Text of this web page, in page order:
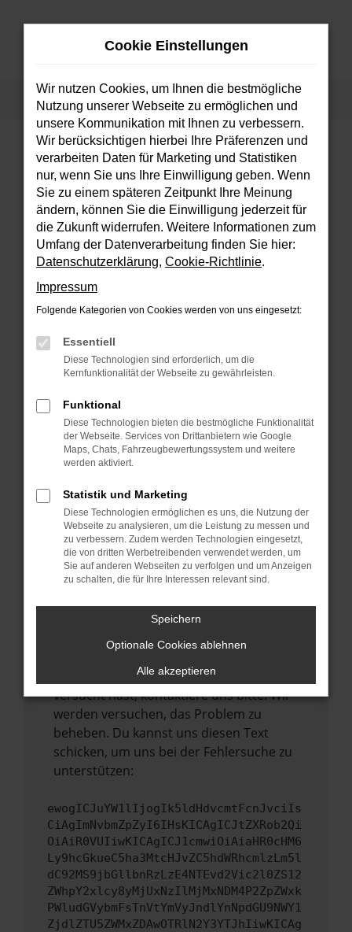
Zum
Startseite Fahrzeugsuche
FEHLER: NETWORK ERROR
Beim Laden ist ein Fehler aufgetreten.
Hier sind ein paar Tipps, die dir helfen können:
Überprüfe deine Firewall und deine
Internetverbindung.
Laden andere Webseiten, zum Beispiel
deine Suchmaschine?
Prüfe deine Browsererweiterungen.
Manche Erweiterungen, wie Werbeblocker,
können das Laden bestimmter Seiten
anderen Browser oder in einem privaten
Fenster?
Starte dein Gerät neu.
vorübergehende Probleme zu beheben.
Stelle sicher, dass dein Browser und dein
Betriebssystem auf dem neuesten Stand
sind.
Veraltete Software birgt nicht nur ein
führen, dass bestimmte Funktionen nicht
Wende dich an den Webseitenbetreiber.
Wenn du alle oben genannten Schritte
versucht hast, kontaktiere uns bitte. Wir
werden versuchen, das Problem zu
beheben. Du kannst uns diesen Text
schicken, um uns bei der Fehlersuche zu
unterstützen:
ewogICJuYW1lIjogIk5ldHdvcmtFcnJvciIs
CiAgImNvbmZpZyI6IHsKICAgICJtZXRob2Qi
OiAiR0VUIiwKICAgICJ1cmwiOiAiaHR0cHM6
Ly9hcGkueC5ha3MtcHJvZC5hdWRhcmlzLm5l
dC92MS9jbGllbnRzLzE4NTEvd2Vic2l0ZS12
ZWhpY2xlcy8yMjUxNzIlMjMxNDM4P2ZpZWxk
PWludGVybmFsTnVtYmVyJndlYnNpdGU9NWY1
ZjdlZTU5ZWMxZDAwOTRlN2Y3YTJhIiwKICAg
Cookie Einstellungen
Wir nutzen Cookies, um Ihnen die bestmögliche
Nutzung unserer Webseite zu ermöglichen und
unsere Kommunikation mit Ihnen zu verbessern.
Wir berücksichtigen hierbei Ihre Präferenzen und
verarbeiten Daten für Marketing und Statistiken
nur, wenn Sie uns Ihre Einwilligung geben. Wenn
Sie zu einem späteren Zeitpunkt Ihre Meinung
ändern, können Sie die Einwilligung jederzeit für
die Zukunft widerrufen. Weitere Informationen zum
Umfang der Datenverarbeitung finden Sie hier:
Datenschutzerklärung, Cookie-Richtlinie.
Impressum
Folgende Kategorien von Cookies werden von uns eingesetzt:
Essentiell
Diese Technologien sind erforderlich, um die
Kernfunktionalität der Webseite zu gewährleisten.
Funktional
Diese Technologien bieten die bestmögliche Funktionalität
der Webseite. Services von Drittanbietern wie Google
Maps, Chats, Fahrzeugbewertungssystem und weitere
werden aktiviert.
Statistik und Marketing
Diese Technologien ermöglichen es uns, die Nutzung der
Webseite zu analysieren, um die Leistung zu messen und
zu verbessern. Zudem werden Technologien eingesetzt,
die von dritten Werbetreibenden verwendet werden, um
Sie auf anderen Webseiten zu verfolgen und um Anzeigen
zu schalten, die für Ihre Interessen relevant sind.
Speichern
Optionale Cookies ablehnen
Alle akzeptieren